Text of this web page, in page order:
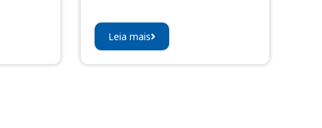
Leia mais